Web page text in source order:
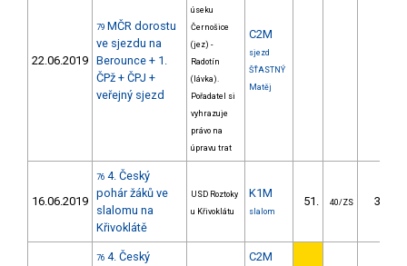
22.06.2019
79 MČR dorostu
ve sjezdu na
Berounce + 1.
ČPž + ČPJ +
veřejný sjezd
úseku
Černošice
(jez) -
Radotín
(lávka).
Pořadatel si
vyhrazuje
právo na
úpravu trat
C2M
sjezd
ŠŤASTNÝ
Matěj
16.06.2019
76 4. Český
pohár žáků ve
slalomu na
Křivoklátě
USD Roztoky
u Křivoklátu
K1M
slalom
51. 40/ZS 35.60
76 4. Český
C2M